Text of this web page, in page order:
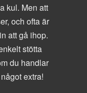
kul. Men att
och ofta är
att gå ihop.
stötta
du handlar
extra!